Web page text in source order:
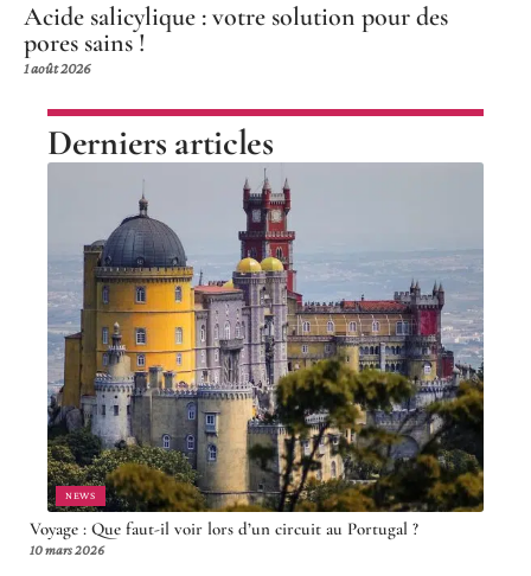
Acide salicylique : votre solution pour des
pores sains !
1 août 2026
Derniers articles
NEWS
Voyage : Que faut-il voir lors d’un circuit au Portugal ?
10 mars 2026